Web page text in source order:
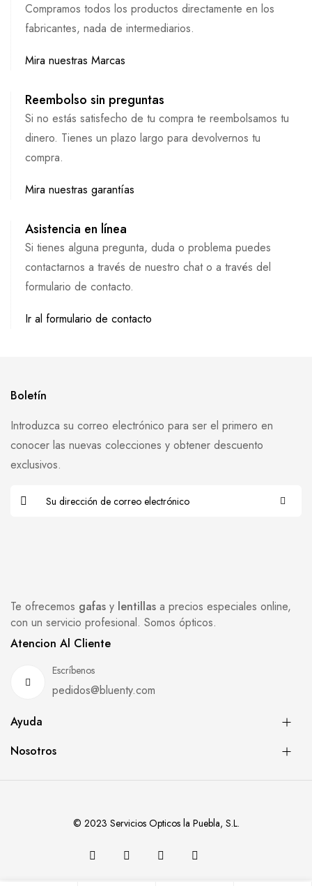
Compramos todos los productos directamente en los
fabricantes, nada de intermediarios.
Mira nuestras Marcas
Reembolso sin preguntas
Si no estás satisfecho de tu compra te reembolsamos tu
dinero. Tienes un plazo largo para devolvernos tu
compra.
Mira nuestras garantías
Asistencia en línea
Si tienes alguna pregunta, duda o problema puedes
contactarnos a través de nuestro chat o a través del
formulario de contacto.
Ir al formulario de contacto
Te ofrecemos gafas y lentillas a precios especiales online,
con un servicio profesional. Somos ópticos.
Atencion Al Cliente
Escríbenos
pedidos@bluenty.com
Ayuda
Nosotros
Boletín
Introduzca su correo electrónico para ser el primero en
conocer las nuevas colecciones y obtener descuento
exclusivos.
© 2023 Servicios Opticos la Puebla, S.L.